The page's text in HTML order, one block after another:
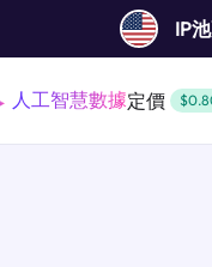
IP
人工智慧數據定價